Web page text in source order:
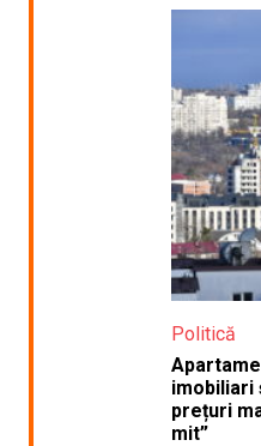
Politică
imobiliari
prețuri
mit”